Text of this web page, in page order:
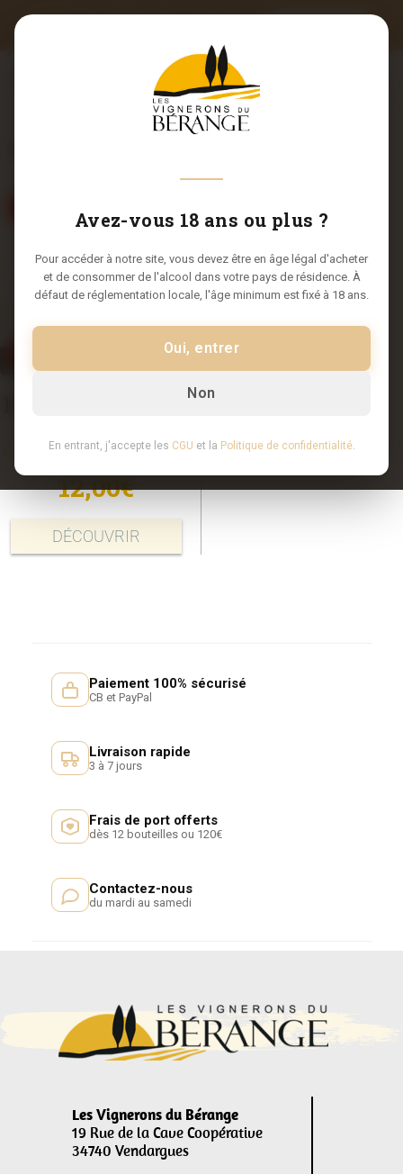
Avez-vous 18 ans ou plus ?
Pour accéder à notre site, vous devez être en âge légal d'acheter
et de consommer de l'alcool dans votre pays de résidence. À
défaut de réglementation locale, l'âge minimum est fixé à 18 ans.
Oui, entrer
Non
En entrant, j'accepte les CGU et la Politique de confidentialité.
LIVRAISON OFFERTE DÈS 12 BOUTEILLES
out of 5
12,00€
DÉCOUVRIR
Paiement 100% sécurisé
CB et PayPal
Livraison rapide
3 à 7 jours
Frais de port offerts
dès 12 bouteilles ou 120€
Contactez-nous
du mardi au samedi
Les Vignerons du Bérange
19 Rue de la Cave Coopérative
34740 Vendargues